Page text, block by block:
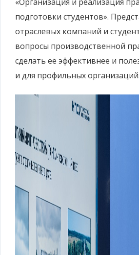
подготовки студентов».
отраслевых компаний и
вопросы производственной
сделать её эффективнее и
и для профильных организаций.